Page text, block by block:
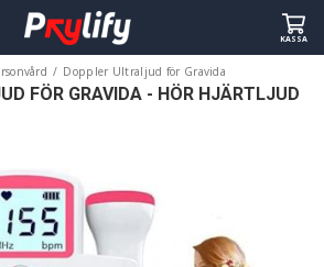
KASSA
/ Doppler Ultraljud för Gravida
FÖR GRAVIDA - HÖR HJÄRTLJUD